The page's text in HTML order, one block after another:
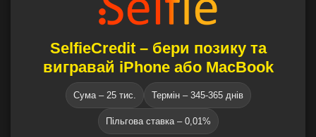
SelfieCredit – бери позику та
вигравай iPhone або MacBook
Сума – 25 тис. Термін – 345-365 днів
Пільгова ставка – 0,01%